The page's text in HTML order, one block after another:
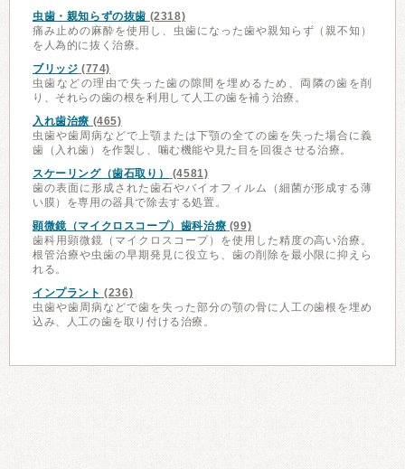
虫歯・親知らずの抜歯 (2318)
痛み止めの麻酔を使用し、虫歯になった歯や親知らず（親不知）
を人為的に抜く治療。
ブリッジ (774)
虫歯などの理由で失った歯の隙間を埋めるため、両隣の歯を削
り、それらの歯の根を利用して人工の歯を補う治療。
入れ歯治療 (465)
虫歯や歯周病などで上顎または下顎の全ての歯を失った場合に義
歯（入れ歯）を作製し、噛む機能や見た目を回復させる治療。
スケーリング（歯石取り）
(4581)
歯の表面に形成された歯石やバイオフィルム（細菌が形成する薄
い膜）を専用の器具で除去する処置。
顕微鏡（マイクロスコープ）歯科治療 (99)
歯科用顕微鏡（マイクロスコープ）を使用した精度の高い治療。
根管治療や虫歯の早期発見に役立ち、歯の削除を最小限に抑えら
れる。
インプラント (236)
虫歯や歯周病などで歯を失った部分の顎の骨に人工の歯根を埋め
込み、人工の歯を取り付ける治療。